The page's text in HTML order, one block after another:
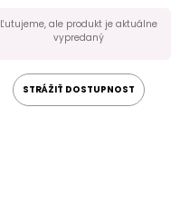
Ľutujeme, ale produkt je aktuálne
vypredaný
STRÁŽIŤ DOSTUPNOST